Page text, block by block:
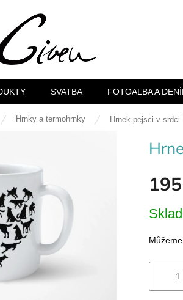
SVATBA FOTOALBA A
Hrnky a termohrnky Hrnek pejsci v srdci
cena: